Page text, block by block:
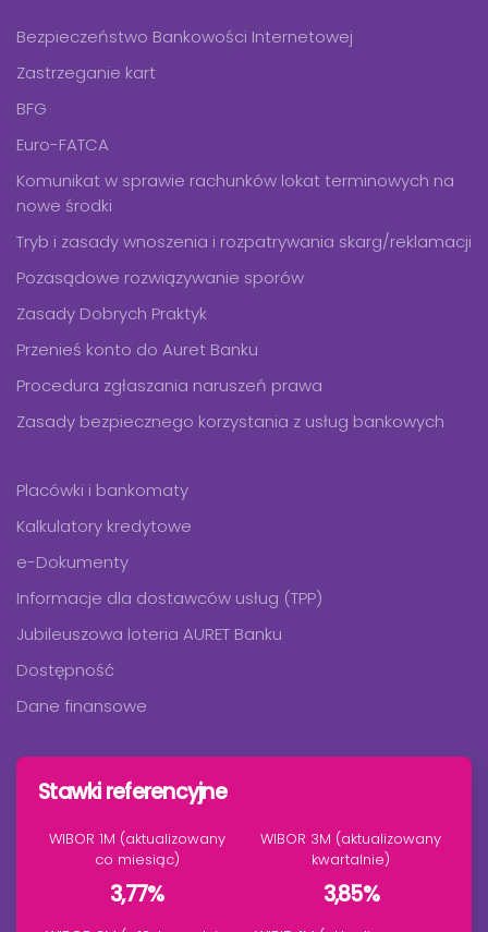
Bezpieczeństwo Bankowości Internetowej
Zastrzeganie kart
BFG
Euro-FATCA
Komunikat w sprawie rachunków lokat terminowych na
nowe środki
Tryb i zasady wnoszenia i rozpatrywania skarg/reklamacji
Pozasądowe rozwiązywanie sporów
Zasady Dobrych Praktyk
Przenieś konto do Auret Banku
Procedura zgłaszania naruszeń prawa
Zasady bezpiecznego korzystania z usług bankowych
Placówki i bankomaty
Kalkulatory kredytowe
e-Dokumenty
Informacje dla dostawców usług (TPP)
Jubileuszowa loteria AURET Banku
Dostępność
Dane finansowe
Stawki referencyjne
WIBOR 1M (aktualizowany
co miesiąc)
3,77%
WIBOR 3M (aktualizowany
kwartalnie)
3,85%